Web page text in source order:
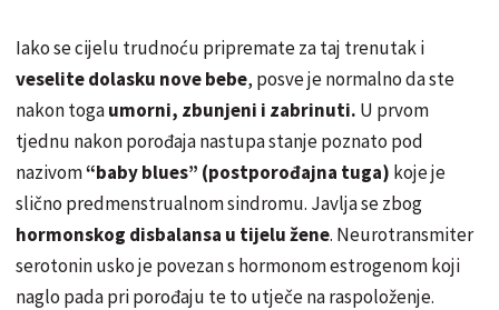
Iako se cijelu trudnoću pripremate za taj trenutak i
veselite dolasku nove bebe, posve je normalno da ste
nakon togaumorni, zbunjeni i zabrinuti. U prvom
tjednu nakon porođaja nastupa stanje poznato pod
nazivom“baby blues” (postporođajna tuga) koje je
slično predmenstrualnom sindromu. Javlja se zbog
hormonskog disbalansa u tijelu žene. Neurotransmiter
serotonin usko je povezan s hormonom estrogenom koji
naglo pada pri porođaju te to utječe na raspoloženje.